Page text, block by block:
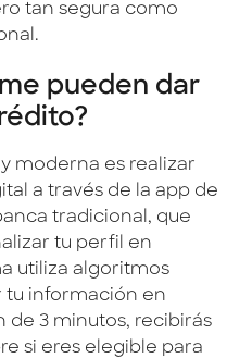
tan segura como
pueden dar
moderna es realizar
a través de la app de
tradicional, que
tu perfil en
utiliza algoritmos
tu información en
de 3 minutos, recibirás
si eres elegible para